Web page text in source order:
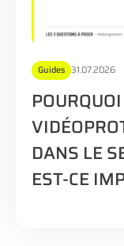
NOS
Guides 31.07.2026
DANS LE
EST-CE